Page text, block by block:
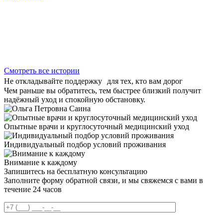
Смотреть все истории
Не откладывайте поддержку для тех, кто вам дорог
Чем раньше вы обратитесь, тем быстрее близкий получит
надёжный уход и спокойную обстановку.
Опытные врачи и круглосуточный медицинский уход
Индивидуальный подбор условий проживания
Внимание к каждому
Запишитесь на бесплатную консультацию
Заполните форму обратной связи, и мы свяжемся с вами в
течение 24 часов